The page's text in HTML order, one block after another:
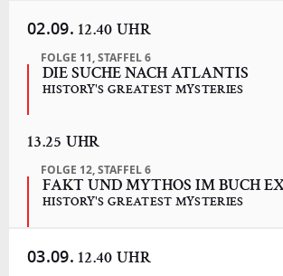
02.09. 12.40 UHR
FOLGE 11, STAFFEL 6
DIE SUCHE NACH ATLANTIS
HISTORY'S GREATEST MYSTERIES
13.25 UHR
FOLGE 12, STAFFEL 6
FAKT UND MYTHOS IM BUCH
HISTORY'S GREATEST MYSTERIES
03.09. 12.40 UHR